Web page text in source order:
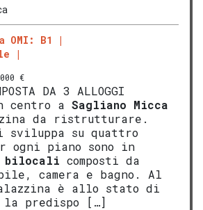
OMI: B1
€
DA 3 ALLOGGI
centro a Sagliano Micca
da ristrutturare.
sviluppa su quattro
piano sono in
bilocali composti da
camera e bagno. Al
è allo stato di
la predispo […]